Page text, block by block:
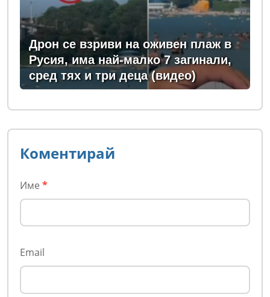
Дрон се взриви на оживен плаж в
Русия, има най-малко 7 загинали,
сред тях и три деца (видео)
Коментирай
Име *
Email